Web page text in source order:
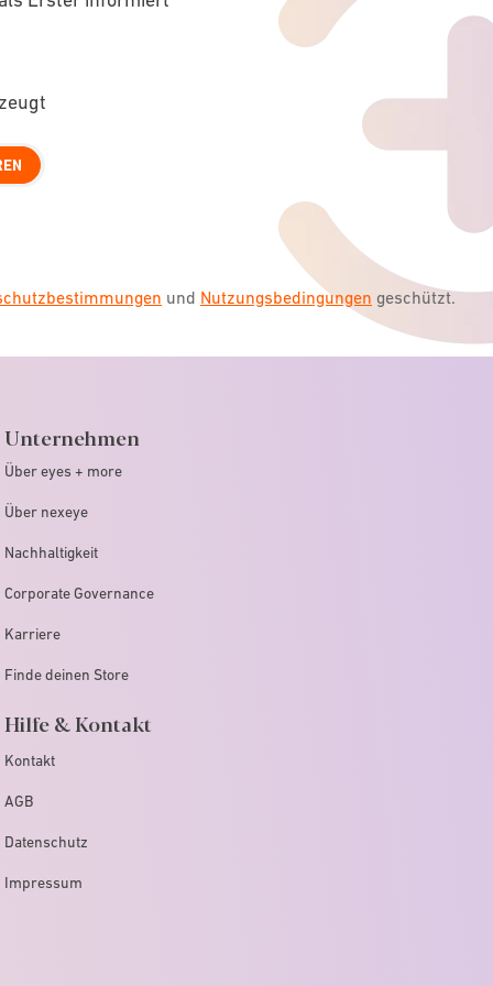
und Nutzungsbedingungen geschützt.
Unternehmen
Über eyes + more
Über nexeye
Nachhaltigkeit
Corporate Governance
Karriere
Finde deinen Store
Hilfe & Kontakt
Kontakt
AGB
Datenschutz
Impressum